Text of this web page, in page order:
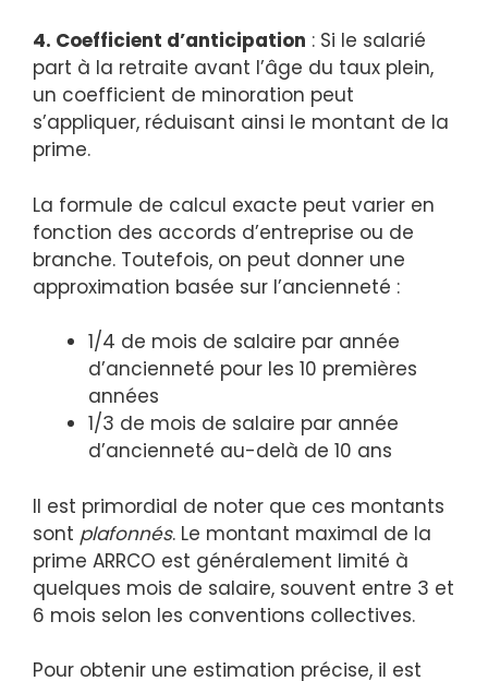
4. Coefficient d’anticipation : Si le salarié
part à la retraite avant l’âge du taux plein,
un coefficient de minoration peut
s’appliquer, réduisant ainsi le montant de la
prime.
La formule de calcul exacte peut varier en
fonction des accords d’entreprise ou de
branche. Toutefois, on peut donner une
approximation basée sur l’ancienneté :
1/4 de mois de salaire par année
d’ancienneté pour les 10 premières
années
1/3 de mois de salaire par année
d’ancienneté au-delà de 10 ans
Il est primordial de noter que ces montants
sont plafonnés. Le montant maximal de la
prime ARRCO est généralement limité à
quelques mois de salaire, souvent entre 3 et
6 mois selon les conventions collectives.
Pour obtenir une estimation précise, il est